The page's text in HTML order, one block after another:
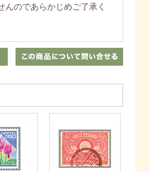
のであらかじめご了承く